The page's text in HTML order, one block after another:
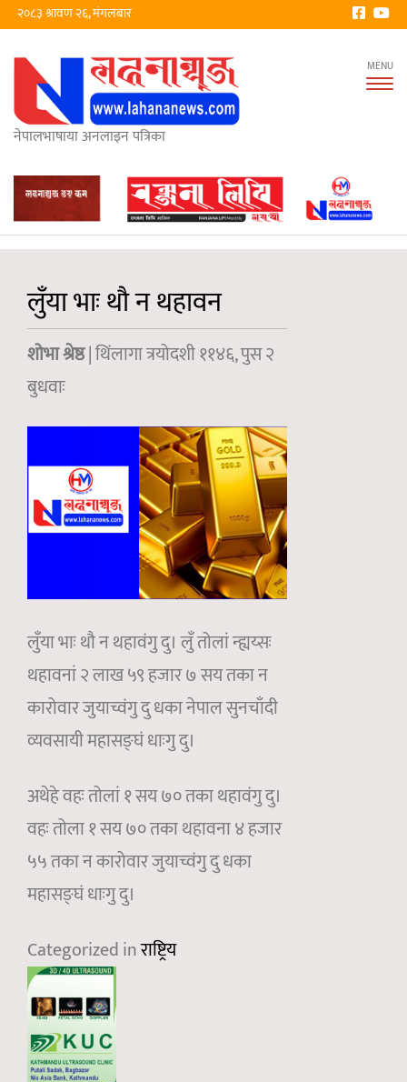
२०८३ श्रावण २६, मंगलबार
नेपालभाषाया अनलाइन पत्रिका
लुँया भाः थौ न थहावन
शोभा श्रेष्ठ| थिंलागा त्रयोदशी ११४६, पुस २
बुधवाः
लुँया भाः थौ न थहावंगु दु। लुँ तोलां न्ह्यय्सः
थहावनां २ लाख ५९ हजार ७ सय तका न
कारोवार जुयाच्वंगु दु धका नेपाल सुनचाँदी
व्यवसायी महासङ्घं धाःगु दु।
अथेहे वहः तोलां १ सय ७० तका थहावंगु दु।
वहः तोला १ सय ७० तका थहावना ४ हजार
५५ तका न कारोवार जुयाच्वंगु दु धका
महासङ्घं धाःगु दु।
Categorized inराष्ट्रिय